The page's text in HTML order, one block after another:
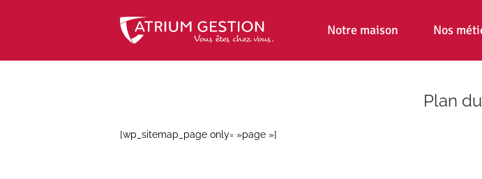
Notre maison Nos
Plan
[wp_sitemap_page only= »page »]